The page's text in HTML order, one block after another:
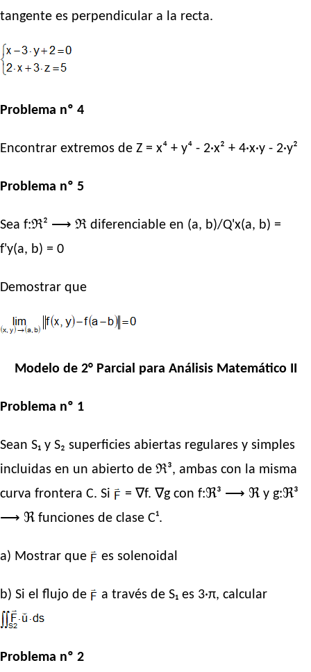
tangente es perpendicular a la recta.
Problema nº 4
Encontrar extremos de Z = x⁴ + y⁴ - 2·x² + 4·x·y - 2·y²
Problema nº 5
Sea f:ℜ² ⟶ ℜ diferenciable en (a, b)/Q'x(a, b) =
f'y(a, b) = 0
Demostrar que
Modelo de 2° Parcial para Análisis Matemático II
Problema nº 1
Sean S₁ y S₂ superficies abiertas regulares y simples
incluidas en un abierto de ℜ³, ambas con la misma
curva frontera C. Si
= ∇f. ∇g con f:ℜ³ ⟶ ℜ y g:ℜ³
⟶ ℜ funciones de clase C¹.
a) Mostrar que es solenoidal
b) Si el flujo de a través de S₁ es 3·π, calcular
Problema nº 2